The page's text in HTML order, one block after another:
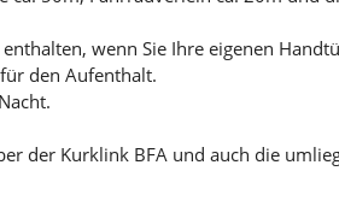
wenn Sie Ihre eigenen
den Aufenthalt.
der Kurklink BFA und auch die